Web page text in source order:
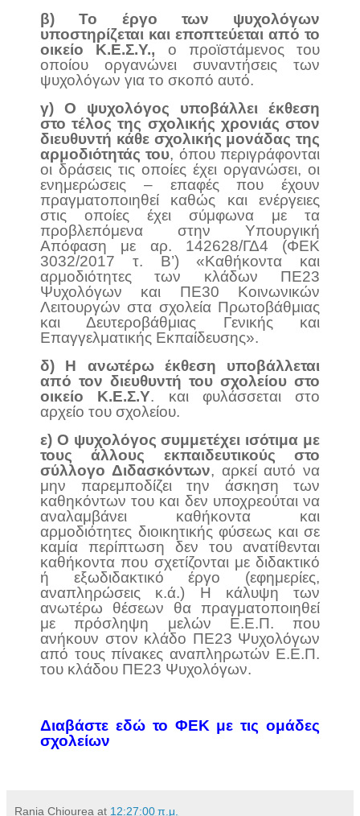
β) Το έργο των ψυχολόγων
υποστηρίζεται και εποπτεύεται από το
οικείο Κ.Ε.Σ.Υ., ο προϊστάμενος του
οποίου οργανώνει συναντήσεις των
ψυχολόγων για το σκοπό αυτό.
γ) Ο ψυχολόγος υποβάλλει έκθεση
στο τέλος της σχολικής χρονιάς στον
διευθυντή κάθε σχολικής μονάδας της
αρμοδιότητάς του, όπου περιγράφονται
οι δράσεις τις οποίες έχει οργανώσει, οι
ενημερώσεις – επαφές που έχουν
πραγματοποιηθεί καθώς και ενέργειες
στις οποίες έχει σύμφωνα με τα
προβλεπόμενα στην Υπουργική
Απόφαση με αρ. 142628/ΓΔ4 (ΦΕΚ
3032/2017 τ. Β’) «Καθήκοντα και
αρμοδιότητες των κλάδων ΠΕ23
Ψυχολόγων και ΠΕ30 Κοινωνικών
Λειτουργών στα σχολεία Πρωτοβάθμιας
και Δευτεροβάθμιας Γενικής και
Επαγγελματικής Εκπαίδευσης».
δ) Η ανωτέρω έκθεση υποβάλλεται
από τον διευθυντή του σχολείου στο
οικείο Κ.Ε.Σ.Υ. και φυλάσσεται στο
αρχείο του σχολείου.
ε) Ο ψυχολόγος συμμετέχει ισότιμα με
τους άλλους εκπαιδευτικούς στο
σύλλογο Διδασκόντων, αρκεί αυτό να
μην παρεμποδίζει την άσκηση των
καθηκόντων του και δεν υποχρεούται να
αναλαμβάνει καθήκοντα και
αρμοδιότητες διοικητικής φύσεως και σε
καμία περίπτωση δεν του ανατίθενται
καθήκοντα που σχετίζονται με διδακτικό
ή εξωδιδακτικό έργο (εφημερίες,
αναπληρώσεις κ.ά.) Η κάλυψη των
ανωτέρω θέσεων θα πραγματοποιηθεί
με πρόσληψη μελών Ε.Ε.Π. που
ανήκουν στον κλάδο ΠΕ23 Ψυχολόγων
από τους πίνακες αναπληρωτών Ε.Ε.Π.
του κλάδου ΠΕ23 Ψυχολόγων.
Διαβάστε εδώ το ΦΕΚ με τις ομάδες
σχολείων
Rania Chiourea at 12:27:00 π.μ.